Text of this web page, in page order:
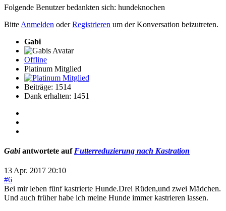
Folgende Benutzer bedankten sich: hundeknochen
Bitte Anmelden oderRegistrieren um der Konversation beizutreten.
Gabi
Offline
Platinum Mitglied
Beiträge: 1514
Dank erhalten: 1451
Gabiantwortete auf Futterreduzierung nach Kastration
13 Apr. 2017 20:10
#6
Bei mir leben fünf kastrierte Hunde.Drei Rüden,und zwei Mädchen.
Und auch früher habe ich meine Hunde immer kastrieren lassen.